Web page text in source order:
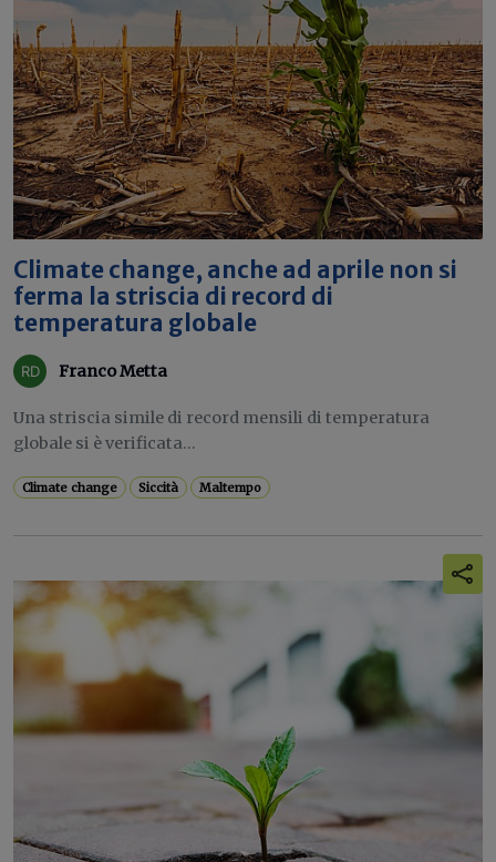
Climate change, anche ad aprile non si
ferma la striscia di record di
temperatura globale
Franco Metta
Una striscia simile di record mensili di temperatura
globale si è verificata...
Climate change Siccità Maltempo